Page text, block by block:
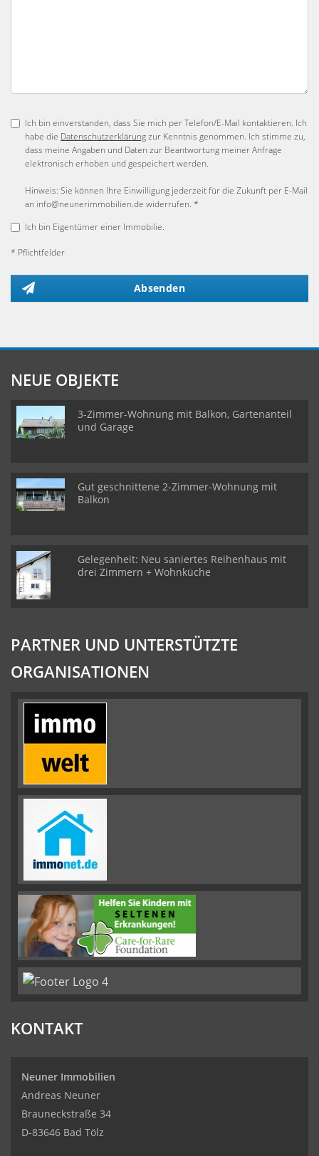
Ich bin einverstanden, dass Sie mich per Telefon/E-Mail kontaktieren. Ich
habe die Datenschutzerklärungzur Kenntnis genommen. Ich stimme zu,
dass meine Angaben und Daten zur Beantwortung meiner Anfrage
elektronisch erhoben und gespeichert werden.
Hinweis: Sie können Ihre Einwilligung jederzeit für die Zukunft per E-Mail
an info@neunerimmobilien.de widerrufen. *
Ich bin Eigentümer einer Immobilie.
* Pflichtfelder
Absenden
NEUE OBJEKTE
3-Zimmer-Wohnung mit Balkon, Gartenanteil
und Garage
Gut geschnittene 2-Zimmer-Wohnung mit
Balkon
Gelegenheit: Neu saniertes Reihenhaus mit
drei Zimmern + Wohnküche
PARTNER UND UNTERSTÜTZTE
ORGANISATIONEN
KONTAKT
Neuner Immobilien
Andreas Neuner
Brauneckstraße 34
D-83646 Bad Tölz